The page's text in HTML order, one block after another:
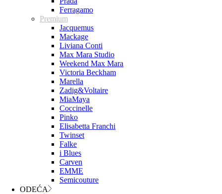
Ferragamo
Premium
Jacquemus
Mackage
Liviana Conti
Max Mara Studio
Weekend Max Mara
Victoria Beckham
Marella
Zadig&Voltaire
MiaMaya
Coccinelle
Pinko
Elisabetta Franchi
Twinset
Falke
i Blues
Carven
EMME
Semicouture
ODEĆA